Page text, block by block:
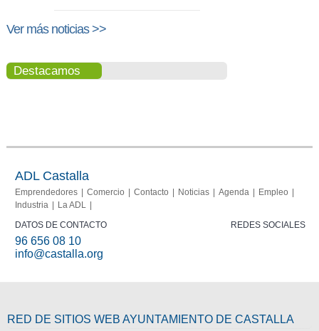
Ver más noticias >>
Destacamos
Memoria
Portal del
ADL Castalla
Emprendedores Comercio Contacto Noticias Agenda
Empleo
Industria
La ADL
DATOS DE CONTACTO
96 656 08 10
info@castalla.org
REDES SOCIALES
RED DE SITIOS WEB AYUNTAMIENTO DE CASTALLA